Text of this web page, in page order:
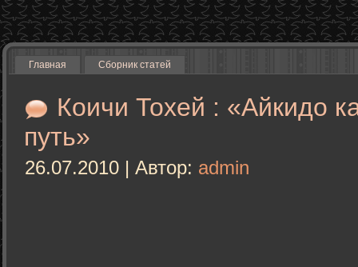
Главная Сборник статей
Коичи Тохей : «Айкидо
путь»
26.07.2010 | Автор: admin